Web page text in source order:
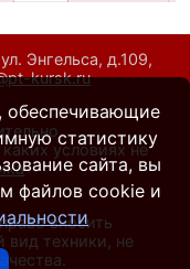
Энгельса, д.109,
kursk.ru
условиях не
вносить
вид техники, не
обеспечивающие
статистику
сайта, вы
файлов cookie и